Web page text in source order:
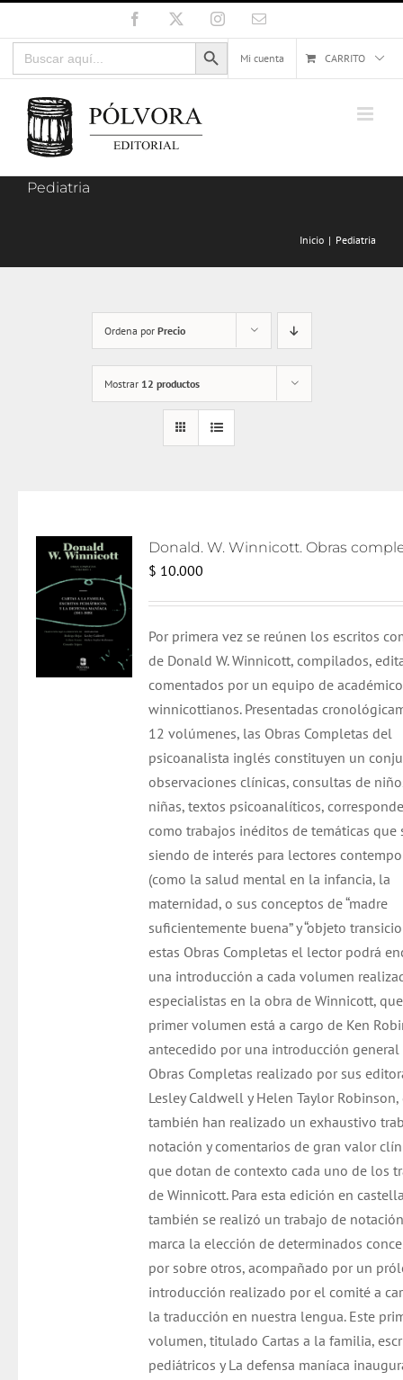
al
contenido
Facebook InstagramCorreo
Buscar:
Botón de búsqueda
Mi cuenta
CARRITO
Pediatria
Inicio Pediatria
Ordena por Precio
Mostrar 12 productos
$ 10.000
Por primera vez se reúnen los escritos
de Donald W. Winnicott, compilados,
comentados por un equipo de
winnicottianos. Presentadas
12 volúmenes, las Obras Completas del
psicoanalista inglés constituyen un
observaciones clínicas, consultas de
niñas, textos psicoanalíticos,
como trabajos inéditos de temáticas que
siendo de interés para lectores
(como la salud mental en la infancia, la
maternidad, o sus conceptos de “madre
suficientemente buena” y “objeto
estas Obras Completas el lector podrá
una introducción a cada volumen
especialistas en la obra de Winnicott,
primer volumen está a cargo de Ken
antecedido por una introducción general
Obras Completas realizado por sus
Lesley Caldwell y Helen Taylor
también han realizado un exhaustivo
notación y comentarios de gran valor
que dotan de contexto cada uno de los
de Winnicott. Para esta edición en
también se realizó un trabajo de
marca la elección de determinados
por sobre otros, acompañado por un
introducción realizado por el comité a
la traducción en nuestra lengua. Este
volumen, titulado Cartas a la familia,
pediátricos y La defensa maníaca